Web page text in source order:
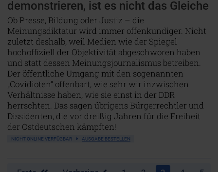
demonstrieren, ist es nicht das Gleiche
Ob Presse, Bildung oder Justiz – die
Meinungsdiktatur wird immer offenkundiger. Nicht
zuletzt deshalb, weil Medien wie der Spiegel
hochoffiziell der Objektivität abgeschworen haben
und statt dessen Meinungsjournalismus betreiben.
Der öffentliche Umgang mit den sogenannten
„Covidioten“ offenbart, wie sehr wir inzwischen
Verhältnisse haben, wie sie einst in der DDR
herrschten. Das sagen übrigens Bürgerrechtler und
Dissidenten, die vor dreißig Jahren für die Freiheit
der Ostdeutschen kämpften!
NICHT ONLINE VERFÜGBAR AUSGABE BESTELLEN